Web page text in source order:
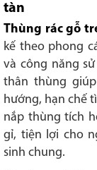
tàn
Thùng rác gỗ
kế theo phong
và công năng
thân thùng
hướng, hạn chế
nắp thùng tích
gỉ, tiện lợi cho
sinh chung.